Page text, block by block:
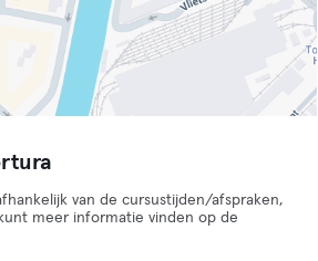
van de cursustijden/afspraken,
meer informatie vinden op de